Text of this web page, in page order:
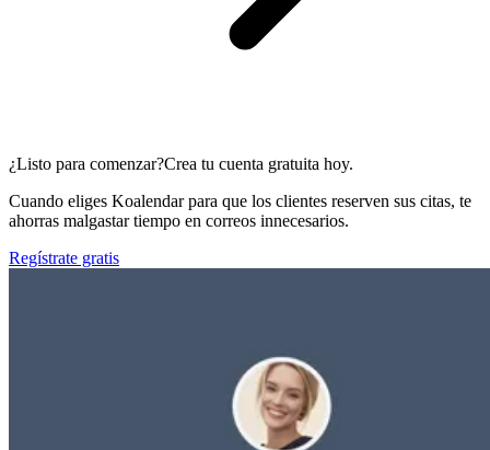
¿Listo para comenzar?Crea tu cuenta gratuita hoy.
Cuando eliges Koalendar para que los clientes reserven sus citas, te
ahorras malgastar tiempo en correos innecesarios.
Regístrate gratis